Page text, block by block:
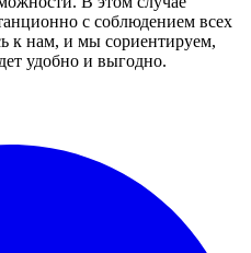
с соблюдением всех
к нам, и мы сориентируем,
удобно и выгодно.